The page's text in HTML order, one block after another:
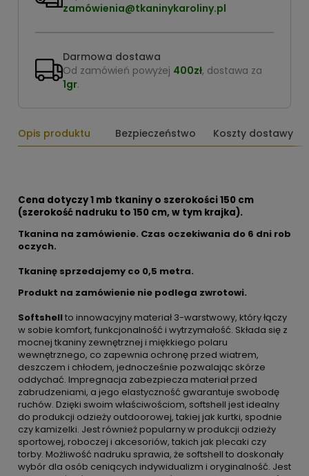
zamówienia@tkaninykaroliny.pl
Darmowa dostawa
Od zamówień powyżej 400zł, dostawa za
1gr.
Opis produktu Bezpieczeństwo Koszty dostawy
Cena dotyczy 1 mb tkaniny o szerokości 150 cm
(szerokość nadruku to 150 cm, w tym krajka).
Tkanina na zamówienie. Czas oczekiwania do 6 dni rob
oczych.
Tkaninę sprzedajemy co 0,5 metra.
Produkt na zamówienie nie podlega zwrotowi.
Softshellto innowacyjny materiał 3-warstwowy, który łączy
w sobie komfort, funkcjonalność i wytrzymałość. Składa się z
mocnej tkaniny zewnętrznej i miękkiego polaru
wewnętrznego, co zapewnia ochronę przed wiatrem,
deszczem i chłodem, jednocześnie pozwalając skórze
oddychać. Impregnacja zabezpiecza materiał przed
zabrudzeniami, a jego elastyczność gwarantuje swobodę
ruchów. Dzięki swoim właściwościom, softshell jest idealny
do produkcji odzieży outdoorowej, takiej jak kurtki, spodnie
czy kamizelki. Jest również popularny w produkcji odzieży
sportowej, roboczej i akcesoriów, takich jak plecaki czy
torby. Możliwość nadruku sprawia, że softshell to doskonały
wybór dla osób ceniących indywidualizm i oryginalność. Jest